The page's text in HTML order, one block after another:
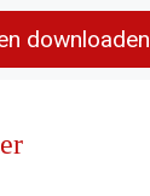
downloaden